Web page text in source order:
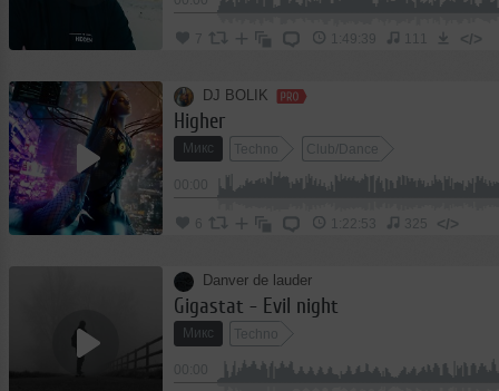
7 1:49:39 </>
DJ BOLIK
Higher
Микс Techno Club/Dance
6 1:22:53 325 </>
Danver de lauder
Gigastat - Evil night
Микс Techno